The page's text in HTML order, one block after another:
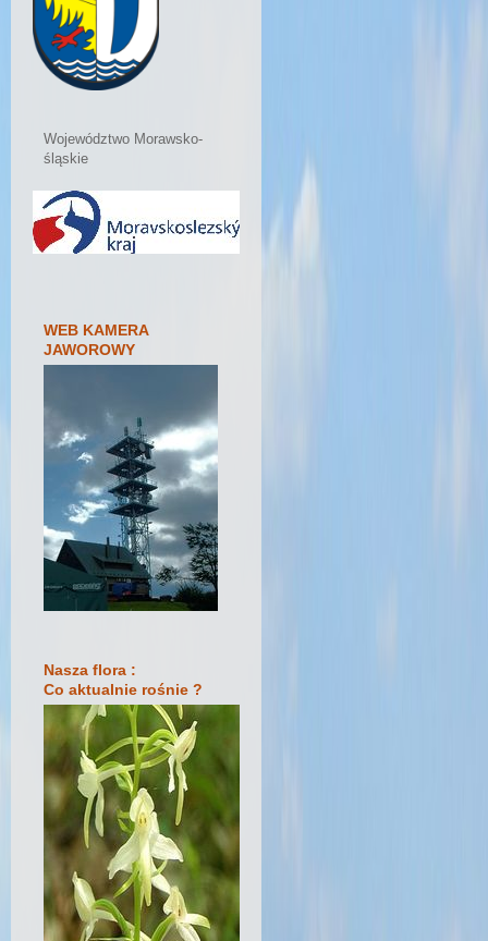
Województwo Morawsko-
śląskie
WEB KAMERA
JAWOROWY
Nasza flora :
Co aktualnie rośnie ?